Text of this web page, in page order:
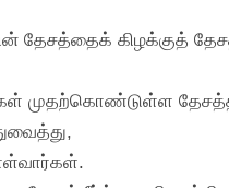
தேசத்தைக் கிழக்குத்
முதற்கொண்டுள்ள